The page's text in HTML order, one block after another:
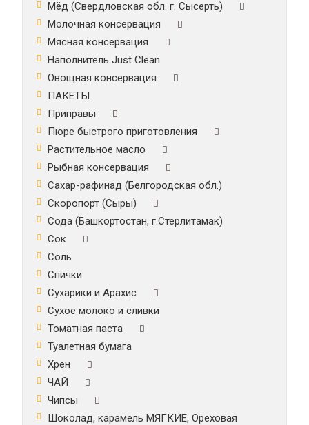
Мёд (Свердловская обл. г. Сысерть)
Молочная консервация
Мясная консервация
Наполнитель Just Clean
Овощная консервация
ПАКЕТЫ
Приправы
Пюре быстрого приготовления
Растительное масло
Рыбная консервация
Сахар-рафинад (Белгородская обл.)
Скоропорт (Сыры)
Сода (Башкортостан, г.Стерлитамак)
Сок
Соль
Спички
Сухарики и Арахис
Сухое молоко и сливки
Томатная паста
Туалетная бумага
Хрен
ЧАЙ
Чипсы
Шоколад, карамель МЯГКИЕ, Ореховая